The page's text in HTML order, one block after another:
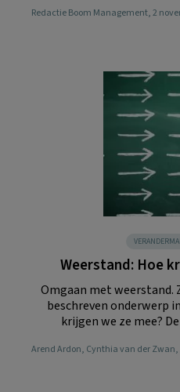
Redactie Boom Management, 2
Weerstand: Hoe
Omgaan met
beschreven onderwerp
krijgen we ze mee?
Arend Ardon, Cynthia van der Zwan,